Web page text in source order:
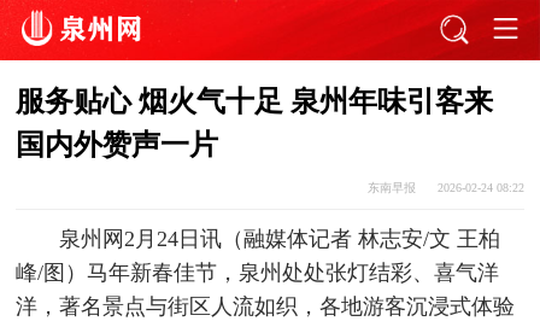
服务贴心 烟火气十足 泉州年味引客来
国内外赞声一片
东南早报 2026-02-24 08:22
泉州网2月24日讯（融媒体记者 林志安/文 王柏
峰/图）马年新春佳节，泉州处处张灯结彩、喜气洋
洋，著名景点与街区人流如织，各地游客沉浸式体验